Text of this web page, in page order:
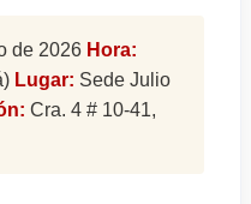
de 2026 Hora:
Lugar: Sede Julio
Cra. 4 # 10-41,